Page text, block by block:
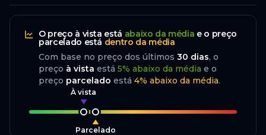
O preço à vista está abaixo da média e o preço
parcelado está dentro da média
Com base no preço dos últimos 30 dias, o
preço à vista está 5% abaixo da média e o
preço parcelado está 4% abaixo da média.
À vista
Parcelado